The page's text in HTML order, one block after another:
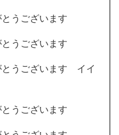
うございます
うございます
とうございます イイ
うございます